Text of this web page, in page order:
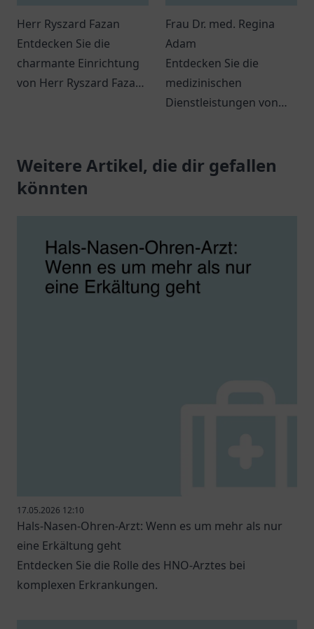
Herr Ryszard Fazan
Entdecken Sie die
charmante Einrichtung
von Herr Ryszard Fazan
Angebote auf Sie warten
könnten.
Frau Dr. med. Regina
Adam
Entdecken Sie die
medizinischen
Dienstleistungen von
genießen Sie
persönliche Betreuung.
Weitere Artikel, die dir gefallen
könnten
17.05.2026 12:10
Hals-Nasen-Ohren-Arzt: Wenn es um mehr als nur
eine Erkältung geht
Entdecken Sie die Rolle des HNO-Arztes bei
komplexen Erkrankungen.